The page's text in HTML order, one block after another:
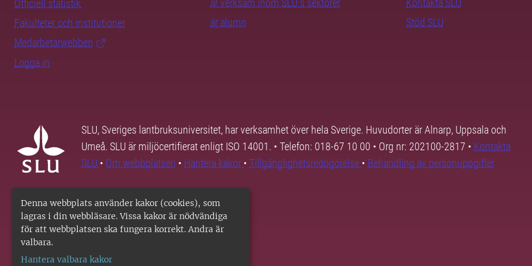
Denna webbplats använder kakor (cookies), som
lagras i din webbläsare. Vissa kakor är nödvändiga
för att webbplatsen ska fungera korrekt. Andra är
valbara.
Hantera valbara kakor
Officiell statistik
Fakulteter och institutioner
Medarbetarwebben
Logga in
är verksam inom SLU:s sektorer
är alumn
Kontakta SLU
Stöd SLU
SLU, Sveriges lantbruksuniversitet, har verksamhet över hela Sverige. Huvudorter är Alnarp, Uppsala och
Umeå. SLU är miljöcertifierat enligt ISO 14001. • Telefon: 018-67 10 00 • Org nr: 202100-2817 • Kontakta
SLU • Om webbplatsen • Hantera kakor • Tillgänglighetsredogörelse • Behandling av personuppgifter